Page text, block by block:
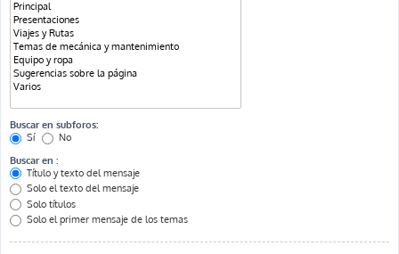
Buscar en subforos:
Sí
No
Buscar en :
Título y texto del mensaje
Solo el texto del mensaje
Solo títulos
Solo el primer mensaje de los temas